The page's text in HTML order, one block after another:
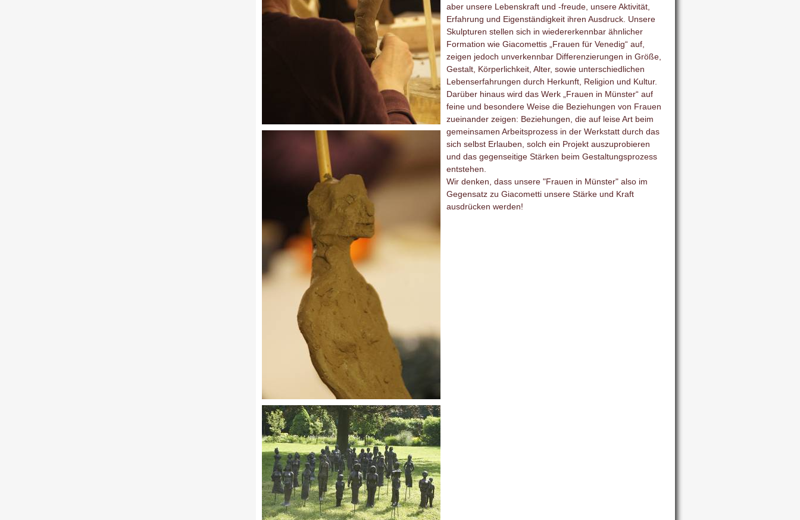
aber unsere Lebenskraft und -freude, unsere Aktivität,
Erfahrung und Eigenständigkeit ihren Ausdruck. Unsere
Skulpturen stellen sich in wiedererkennbar ähnlicher
Formation wie Giacomettis „Frauen für Venedig“ auf,
zeigen jedoch unverkennbar Differenzierungen in Größe,
Gestalt, Körperlichkeit, Alter, sowie unterschiedlichen
Lebenserfahrungen durch Herkunft, Religion und Kultur.
Darüber hinaus wird das Werk „Frauen in Münster“ auf
feine und besondere Weise die Beziehungen von Frauen
zueinander zeigen: Beziehungen, die auf leise Art beim
gemeinsamen Arbeitsprozess in der Werkstatt durch das
sich selbst Erlauben, solch ein Projekt auszuprobieren
und das gegenseitige Stärken beim Gestaltungsprozess
entstehen.
Wir denken, dass unsere "Frauen in Münster" also im
Gegensatz zu Giacometti unsere Stärke und Kraft
ausdrücken werden!